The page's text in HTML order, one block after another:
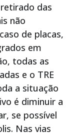
das
não
de placas,
em
todas as
e o TRE
a situação
é diminuir a
se possível
Nas vias